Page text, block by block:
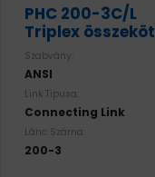
PHC 200-3C/L
Triplex
Szabvány:
ANSI
Link Tipusa:
Connecting Link
Lánc Száma:
200-3